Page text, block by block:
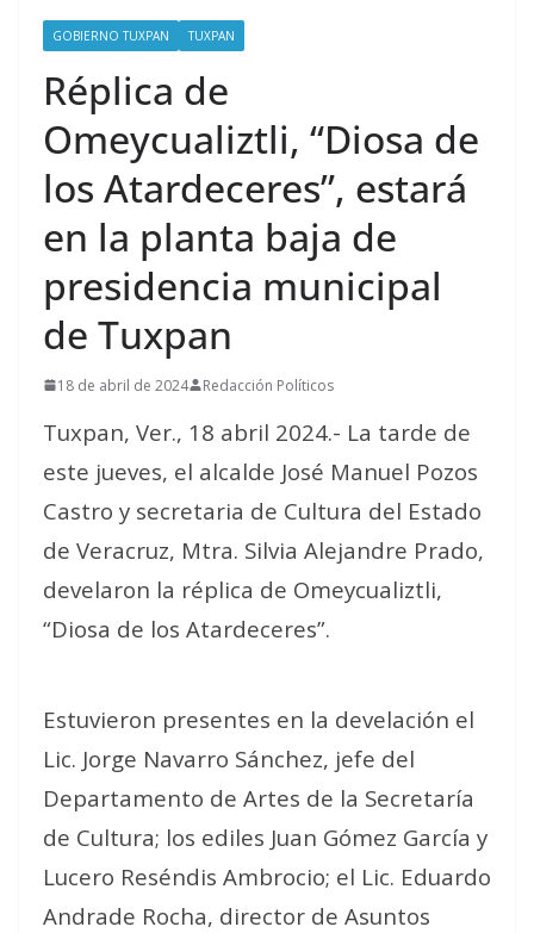
GOBIERNO TUXPAN TUXPAN
Réplica de
Omeycualiztli, “Diosa de
los Atardeceres”, estará
en la planta baja de
presidencia municipal
de Tuxpan
18 de abril de 2024 Redacción Políticos
Tuxpan, Ver., 18 abril 2024.- La tarde de
este jueves, el alcalde José Manuel Pozos
Castro y secretaria de Cultura del Estado
de Veracruz, Mtra. Silvia Alejandre Prado,
develaron la réplica de Omeycualiztli,
“Diosa de los Atardeceres”.
Estuvieron presentes en la develación el
Lic. Jorge Navarro Sánchez, jefe del
Departamento de Artes de la Secretaría
de Cultura; los ediles Juan Gómez García y
Lucero Reséndis Ambrocio; el Lic. Eduardo
Andrade Rocha, director de Asuntos